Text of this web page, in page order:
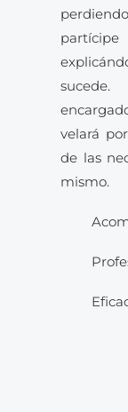
velará
de las
mismo.